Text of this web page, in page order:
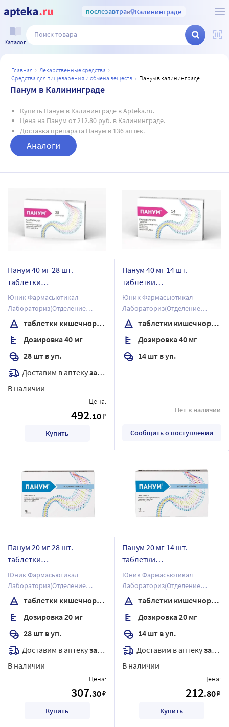
послезавтрав Калининграде
Каталог
главная
лекарственные средства
средства для пищеварения и обмена веществ
панум в калининграде
Панум в Калининграде
Купить Панум в Калининграде в Apteka.ru.
Цена на Панум от 212.80 руб. в Калининграде.
Доставка препарата Панум в 136 аптек.
Аналоги
Панум 40 мг 28 шт.
таблетки
кишечнорастворимые ,
покрытые пленочной
оболочкой
Юник Фармасьютикал
Лабораториз(Отделение
фирмы Дж.Б.Кемикалс энд
Фармасьютикалс Лтд)
таблетки кишечнорастворимые , покрытые пленочной оболочкой
Дозировка 40 мг
28 шт в уп.
Доставим в аптекузавтра
В наличии
Цена:
492.10₽
Купить
Панум 40 мг 14 шт.
таблетки
кишечнорастворимые ,
покрытые пленочной
оболочкой
Юник Фармасьютикал
Лабораториз(Отделение
фирмы Дж.Б.Кемикалс энд
Фармасьютикалс Лтд)
таблетки кишечнорастворимые , покрытые пленочной оболочкой
Дозировка 40 мг
14 шт в уп.
Нет в наличии
Сообщить о поступлении
Панум 20 мг 28 шт.
таблетки
кишечнорастворимые ,
покрытые пленочной
оболочкой
Юник Фармасьютикал
Лабораториз(Отделение
фирмы Дж.Б.Кемикалс энд
Фармасьютикалс Лтд)
таблетки кишечнорастворимые , покрытые пленочной оболочкой
Дозировка 20 мг
28 шт в уп.
Доставим в аптекузавтра
В наличии
Цена:
307.30₽
Купить
Панум 20 мг 14 шт.
таблетки
кишечнорастворимые ,
покрытые пленочной
оболочкой
Юник Фармасьютикал
Лабораториз(Отделение
фирмы Дж.Б.Кемикалс энд
Фармасьютикалс Лтд)
таблетки кишечнорастворимые , покрытые пленочной оболочкой
Дозировка 20 мг
14 шт в уп.
Доставим в аптекузавтра
В наличии
Цена:
212.80₽
Купить